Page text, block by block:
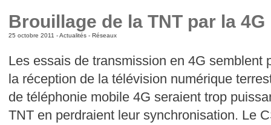
Brouillage de la TNT par la 4G
25 octobre 2011 -Actualités- Réseaux
Les essais de transmission en 4G semblent
la réception de la télévision numérique
de téléphonie mobile 4G seraient trop
TNT en perdraient leur synchronisation. Le